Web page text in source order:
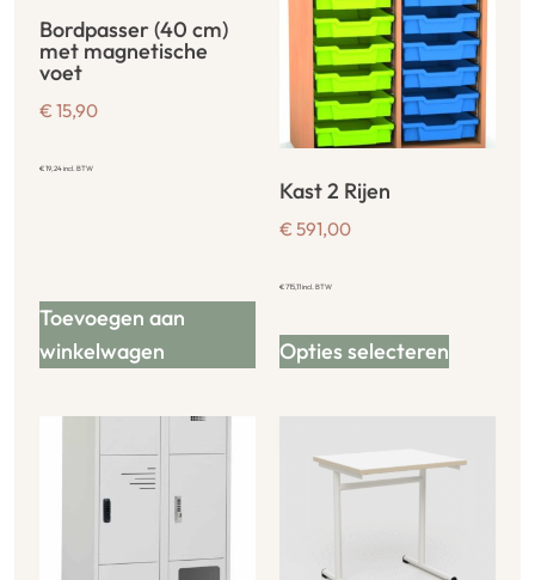
Bordpasser (40 cm)
met magnetische
voet
€ 15,90
€19,24incl. BTW
Toevoegen aan
winkelwagen
Kast 2 Rijen
€ 591,00
€715,11incl. BTW
Opties selecteren